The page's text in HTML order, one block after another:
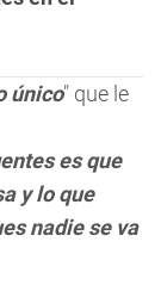
único" que le
es que
y lo que
nadie se va